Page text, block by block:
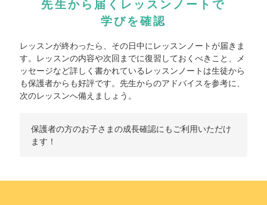
先生から届くレッスンノートで
学びを確認
レッスンが終わったら、その日中にレッスンノートが届きま
す。レッスンの内容や次回までに復習しておくべきこと、メ
ッセージなど詳しく書かれているレッスンノートは生徒から
も保護者からも好評です。先生からのアドバイスを参考に、
次のレッスンへ備えましょう。
保護者の方のお子さまの成長確認にもご利用いただけ
ます！